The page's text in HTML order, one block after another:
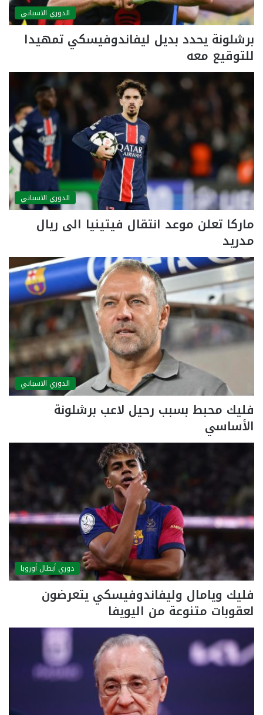
الدوري الاسباني
برشلونة يحدد بديل ليفاندوفيسكي تمهيدا
للتوقيع معه
الدوري الاسباني
ماركا تعلن موعد انتقال فيتينيا الى ريال
مدريد
الدوري الاسباني
فليك محبط بسبب رحيل لاعب برشلونة
الأساسي
دوري أبطال أوروبا
فليك ويامال وليفاندوفيسكي يتعرضون
لعقوبات متنوعة من اليويفا